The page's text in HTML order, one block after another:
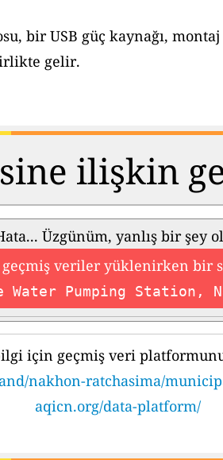
bir USB güç kaynağı, montaj
gelir.
ilişkin
Üzgünüm, yanlış bir şey
geçmiş veriler yüklenirken bir
Water Pumping Station,
için geçmiş veri
nakhon-ratchasima/
aqicn.org/data-platform/